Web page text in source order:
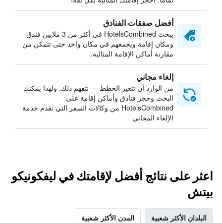
أفضل صفقات الفنادق
يبحث HotelsCombined في أكثر من 3 ملايين فندق
ومكان إقامة ويجمعهم في مكان واحد حتى تتمكن من
مقارنة أماكن الإقامة المثالية.
إلغاء مجاني
من الوارد أن تتغير الخطط — نتفهم ذلك. ولهذا يمكنك
البحث وحجز فنادق وأماكن إقامة على
HotelsCombined من وكالات السفر التي تقدم خدمة
الإلغاء المجاني
اعثر على نتائج أفضل لإقامتك في ليفكونيكو
بيتش
البلدان الأكثر شعبية المدن الأكثر شعبية